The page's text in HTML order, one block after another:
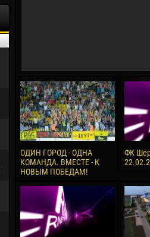
24 February
Vladislav COSTIN
02 March
Veaceslav COZMA
09 March
Emmanuel AFETSE
Jayder Moreno ASPRILLA
22 March
Samba KONÉ
13
24
15
28
ОДИН ГОРОД - ОДНА
КОМАНДА. ВМЕСТЕ - К
НОВЫМ ПОБЕДАМ!
ФК